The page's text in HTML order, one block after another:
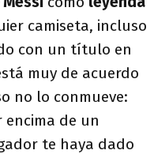
camiseta, incluso
con un título en
muy de acuerdo
no lo conmueve:
de un
te haya dado